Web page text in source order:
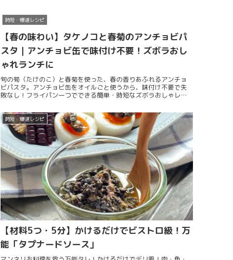
時短・爆速レシピ
【春の味わい】タケノコと春菊のアンチョビパ
スタ｜アンチョビ缶で味付け不要！ズボラおし
ゃれランチに
旬の筍（たけのこ）と春菊を使った、春の香りあふれるアンチョ
ビパスタ。アンチョビ缶をオイルごと使うから、味付け不要で失
敗なし！フライパン一つでできる簡単・時短なズボラおしゃレシ
時短・爆速レシピ
【材料5つ・5分】かけるだけでビストロ級！万
能「タプナードソース」